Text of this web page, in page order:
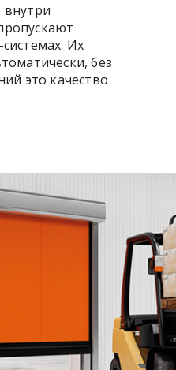
внутри
Их
без
это качество